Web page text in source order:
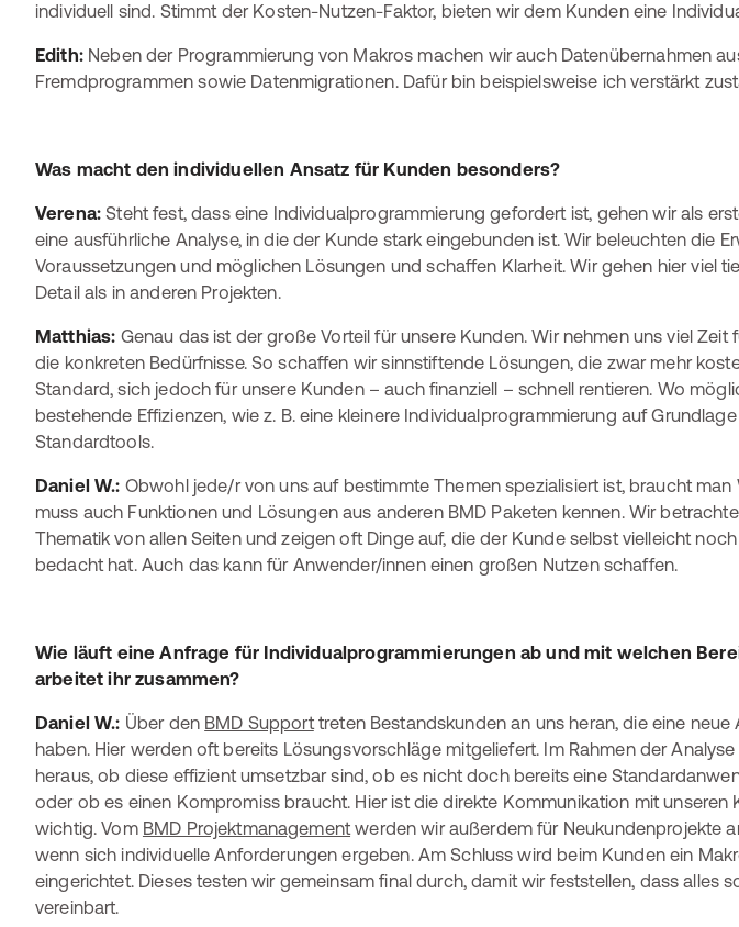
individuell sind. Stimmt der Kosten-Nutzen-Faktor, bieten wir dem Kunden eine
Edith: Neben der Programmierung von Makros machen wir auch Datenübernahmen
Fremdprogrammen sowie Datenmigrationen. Dafür bin beispielsweise ich verstärkt
Was macht den individuellen Ansatz für Kunden besonders?
Verena: Steht fest, dass eine Individualprogrammierung gefordert ist, gehen wir als
eine ausführliche Analyse, in die der Kunde stark eingebunden ist. Wir beleuchten die
Voraussetzungen und möglichen Lösungen und schaffen Klarheit. Wir gehen hier viel
Detail als in anderen Projekten.
Matthias: Genau das ist der große Vorteil für unsere Kunden. Wir nehmen uns viel Zeit
die konkreten Bedürfnisse. So schaffen wir sinnstiftende Lösungen, die zwar mehr
Standard, sich jedoch für unsere Kunden – auch finanziell – schnell rentieren. Wo
bestehende Effizienzen, wie z. B. eine kleinere Individualprogrammierung auf
Standardtools.
Daniel W.: Obwohl jede/r von uns auf bestimmte Themen spezialisiert ist, braucht man
muss auch Funktionen und Lösungen aus anderen BMD Paketen kennen. Wir
Thematik von allen Seiten und zeigen oft Dinge auf, die der Kunde selbst vielleicht
bedacht hat. Auch das kann für Anwender/innen einen großen Nutzen schaffen.
Wie läuft eine Anfrage für Individualprogrammierungen ab und mit welchen
arbeitet ihr zusammen?
Daniel W.: Über den BMD Supporttreten Bestandskunden an uns heran, die eine neue
haben. Hier werden oft bereits Lösungsvorschläge mitgeliefert. Im Rahmen der
heraus, ob diese effizient umsetzbar sind, ob es nicht doch bereits eine
oder ob es einen Kompromiss braucht. Hier ist die direkte Kommunikation mit unseren
wichtig. Vom BMD Projektmanagement werden wir außerdem für Neukundenprojekte
wenn sich individuelle Anforderungen ergeben. Am Schluss wird beim Kunden ein
eingerichtet. Dieses testen wir gemeinsam final durch, damit wir feststellen, dass alles
vereinbart.